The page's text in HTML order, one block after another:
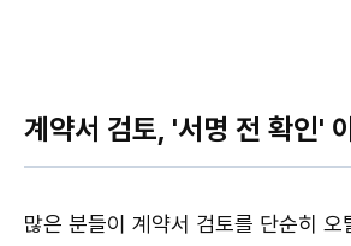
계약서 검토, '서명 전 확인'
많은 분들이 계약서 검토를 단순히 오